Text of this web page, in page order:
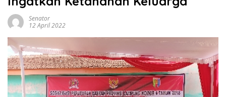
Senator
12 April 2022